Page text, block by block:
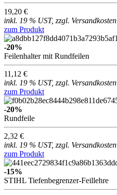
19,20 €
inkl. 19 % UST, zzgl. Versandkosten
zum Produkt
-20%
Feilenhalter mit Rundfeilen
11,12 €
inkl. 19 % UST, zzgl. Versandkosten
zum Produkt
-20%
Rundfeile
2,32 €
inkl. 19 % UST, zzgl. Versandkosten
zum Produkt
-15%
STIHL Tiefenbegrenzer-Feillehre